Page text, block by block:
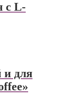
с L-
и для